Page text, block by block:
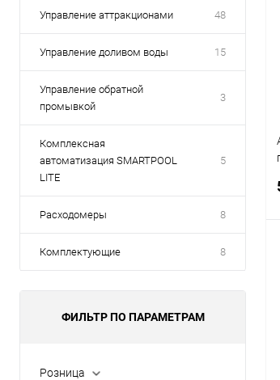
Управление аттракционами 48
Управление доливом воды 15
Управление обратной
промывкой
3
Комплексная
автоматизация SMARTPOOL
LITE
5
Расходомеры 8
Комплектующие 8
ФИЛЬТР ПО ПАРАМЕТРАМ
Розница